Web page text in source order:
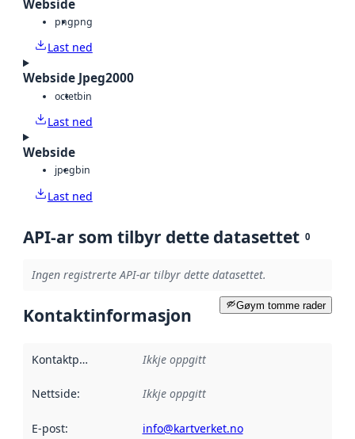
Webside
pngpng
Last ned
Webside Jpeg2000
octetbin
Last ned
Webside
jpegbin
Last ned
API-ar som tilbyr dette datasettet 0
Ingen registrerte API-ar tilbyr dette datasettet.
Gøym tomme rader
Kontaktinformasjon
Kontaktpunkt Ikkje oppgitt
Nettside: Ikkje oppgitt
E-post: info@kartverket.no